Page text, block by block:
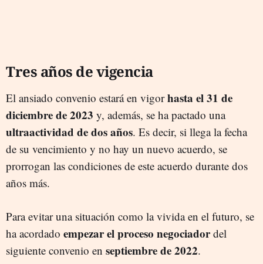
Tres años de vigencia
El ansiado convenio estará en vigorhasta el 31 de
diciembre de 2023 y, además, se ha pactado una
ultraactividad de dos años. Es decir, si llega la fecha
de su vencimiento y no hay un nuevo acuerdo, se
prorrogan las condiciones de este acuerdo durante dos
años más.
Para evitar una situación como la vivida en el futuro, se
ha acordado empezar el proceso negociadordel
siguiente convenio en septiembre de 2022.